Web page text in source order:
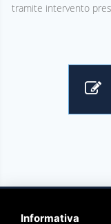
tramite intervento
Informativa